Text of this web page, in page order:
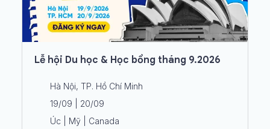
Lễ hội Du học & Học bổng tháng 9.2026
Hà Nội, TP. Hồ Chí Minh
19/09 | 20/09
Úc | Mỹ | Canada